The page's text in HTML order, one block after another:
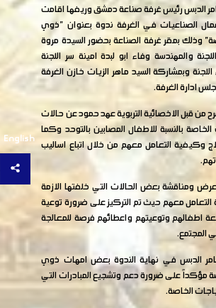
English
الدبس رئيس غرفة صناعة دمشق وريفها اقامت
الصناعيات في الغرفة ندوة بعنوان "ذوي
وذلك بمقر غرفة الصناعة بحضور السيدة مروة
والمهندسة وفاء ابو لبدة امينة سر اللجنة
وبمشاركة السيد ماهر الزيات خازن الغرفة
ادارة الغرفة.
من قبل الاخصائية التربوية عهد حمود عن حالات
بالنسبة للاطفال المصابين بالتوحد وكما
وكيفية التعامل معهم من خلال اتباع اساليب
ومناقشة بعض الحالات التي خلفتها الازمة
التعامل معهم حيث تم التركيز على ضرورة توعية
اطفالهم وتوعيتهم واعطائهم فرصة للمعالجة
المجتمع.
الدبس في نهاية الندوة بعض امهات ذوي
مؤكداً على ضرورة دعم وتشجيع المبادرات التي
الخاصة.